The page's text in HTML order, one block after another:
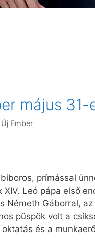
május 31-
Új Ember
prímással
XIV. Leó pápa első
Németh Gáborral,
püspök volt a
és a